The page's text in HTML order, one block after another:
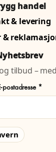
handel
& levering
&
tilbud –
postadresse *